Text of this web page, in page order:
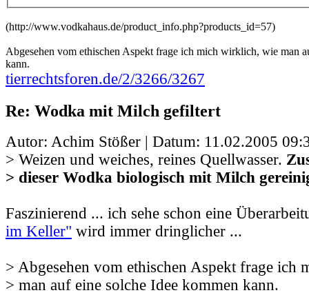
(http://www.vodkahaus.de/product_info.php?products_id=57)
Abgesehen vom ethischen Aspekt frage ich mich wirklich, wie man
kann.
tierrechtsforen.de/2/3266/3267
Re: Wodka mit Milch gefiltert
Autor: Achim Stößer | Datum: 11.02.2005
> Weizen und weiches, reines Quellwasser.
> dieser Wodka biologisch mit Milch
Faszinierend ... ich sehe schon eine
im Keller" wird immer dringlicher ...
> Abgesehen vom ethischen Aspekt frage ich
> man auf eine solche Idee kommen kann.